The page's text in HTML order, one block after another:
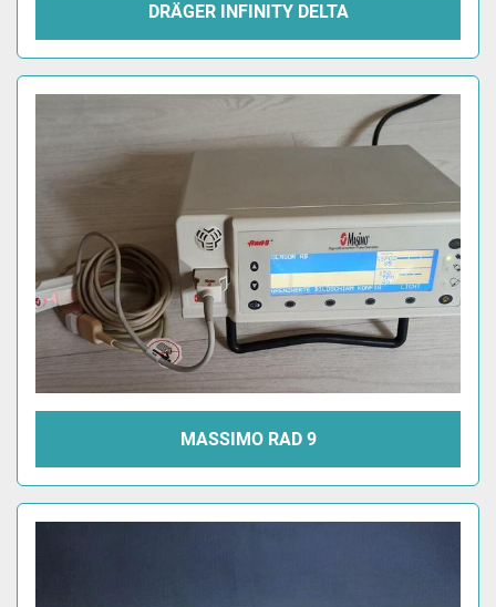
DRÄGER INFINITY DELTA
MASSIMO RAD 9